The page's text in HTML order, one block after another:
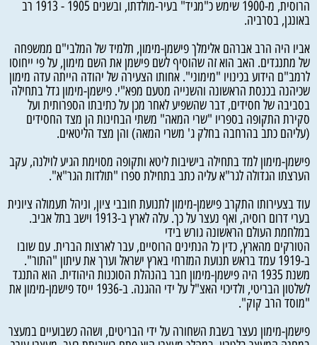
הרוסית, מ-1900 שימש כ"מגיד" בעיר-מולדתו, ובשנים 1905 - 1913 רב
באונגן, בסרביה.
אביו היה הרב אברהם אלימלך פישמן-מימון, תלמיד של המלבי"ם ממשפחה
של מתנגדים. האב הוא זה שהוסיף לשם פישמן את השם מימון, על פי ייחוסו
לרמב"ם הידוע בכינויו "מימוני". אחותו הצעירה של יהודה הייתה עדה מימון
שכיהנה בכנסת הראשונה והשנייה מטעם מפא"י. פישמן-מימון גדל בתחילה
בסביבה של חסידים, דבר שהשפיע לאחר מכן על כתיבתו הספרותית ועל
סקירת התקופה בספריו "שרי המאה" משתי הבחינות הן מצד החסידים
(עליהם כתב בהרחבה בחלק ג' משרי המאה) והן מצד הליטאים.
פישמן-מימון למד בתחילה בישיבות ליטא ותקופה מסוימת הגיע לוילנה, עקב
הערצתו הגדולה לגר"א עליה כתב בתחילת ספרו "תולדות הגר"א".
עוד בצעירותו התקרב פישמן-מימון לתנועת חובבי ציון, וניהל תעמולה ציונית
בערי דרום רוסיה, ואף נעצר על כך. עלה לארץ ב-1913 וישב בתל אביב.
במלחמת העולם הראשונה גורש בידי
הטורקים מהארץ, כדין כל הנתינים הרוסיים, עבר לארצות הברית. עם שובו
ב-1919 עמד בראש תנועת המזרחי בארץ ישראל וערך את עיתון "התור".
משנת 1935 היה פישמן-מימון חבר בהנהלת הסוכנות היהודית. הוא התנגד
לשלטון הבריטי, ולדיכוי האצ"ל על ידי ההגנה. ב-1936 ייסד פישמן-מימון את
"מוסד הרב קוק".
פישמן-מימון נעצר בשבת השחורה על ידי הבריטים, ושהה כשבועיים במעצר